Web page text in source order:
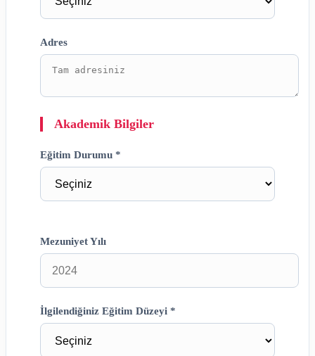
Adres
Akademik Bilgiler
Eğitim Durumu *
Mezuniyet Yılı
İlgilendiğiniz Eğitim Düzeyi *